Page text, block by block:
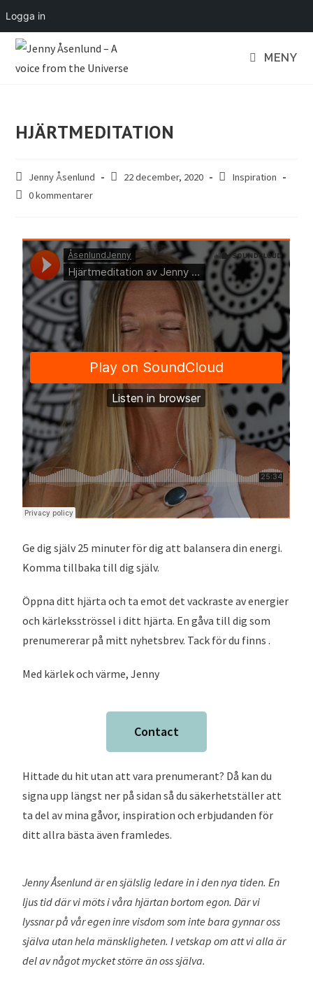
Logga in
MENY
HJÄRTMEDITATION
Jenny Åsenlund 22 december, 2020
Inspiration
0 kommentarer
Ge dig själv 25 minuter för dig att balansera din energi.
Komma tillbaka till dig själv.
Öppna ditt hjärta och ta emot det vackraste av energier
och kärleksströssel i ditt hjärta. En gåva till dig som
prenumererar på mitt nyhetsbrev. Tack för du finns .
Med kärlek och värme, Jenny
Contact
Hittade du hit utan att vara prenumerant? Då kan du
signa upp längst ner på sidan så du säkerhetställer att
ta del av mina gåvor, inspiration och erbjudanden för
ditt allra bästa även framledes.
Jenny Åsenlund är en själslig ledare in i den nya tiden. En
ljus tid där vi möts i våra hjärtan bortom egon. Där vi
lyssnar på vår egen inre visdom som inte bara gynnar oss
själva utan hela mänskligheten. I vetskap om att vi alla är
del av något mycket större än oss själva.